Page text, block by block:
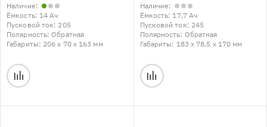
Наличие:
Ёмкость: 14 Ач
Пусковой ток: 205
Полярность:Обратная
Габариты: 206 x 70 x 163 мм
Наличие:
Ёмкость: 17,7 Ач
Пусковой ток: 245
Полярность: Обратная
Габариты: 183 x 78,5 x 170 мм